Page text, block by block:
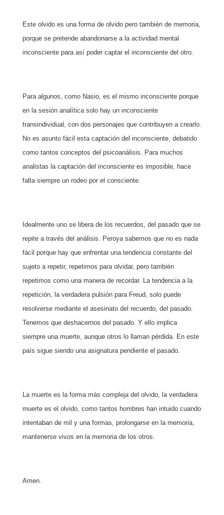
Este olvido es una forma de olvido pero también de memoria,
porque se pretende abandonarse a la actividad mental
inconsciente para así poder captar el inconsciente del otro.
Para algunos, como Nasio, es el mismo inconsciente porque
en la sesión analítica solo hay un inconsciente
transindividual, con dos personajes que contribuyen a crearlo.
No es asunto fácil esta captación del inconsciente, debatido
como tantos conceptos del psicoanálisis. Para muchos
analistas la captación del inconsciente es imposible, hace
falta siempre un rodeo por el consciente.
Idealmente uno se libera de los recuerdos, del pasado que se
repite a través del análisis. Peroya sabemos que no es nada
fácil porque hay que enfrentar una tendencia constante del
sujeto a repetir, repetimos para olvidar, pero también
repetimos como una manera de recordar. La tendencia a la
repetición, la verdadera pulsión para Freud, solo puede
resolverse mediante el asesinato del recuerdo, del pasado.
Tenemos que deshacernos del pasado. Y ello implica
siempre una muerte, aunque otros lo llaman pérdida. En este
país sigue siendo una asignatura pendiente el pasado.
La muerte es la forma más compleja del olvido, la verdadera
muerte es el olvido, como tantos hombres han intuido cuando
intentaban de mil y una formas, prolongarse en la memoria,
mantenerse vivos en la memoria de los otros.
Amen.